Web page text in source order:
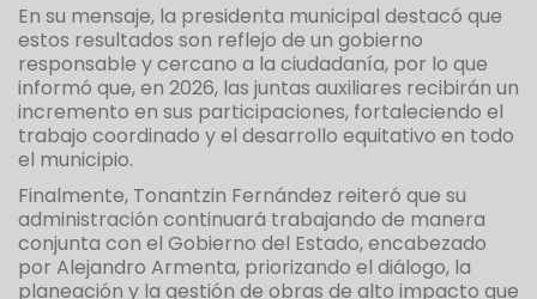
En su mensaje, la presidenta municipal destacó que
estos resultados son reflejo de un gobierno
responsable y cercano a la ciudadanía, por lo que
informó que, en 2026, las juntas auxiliares recibirán un
incremento en sus participaciones, fortaleciendo el
trabajo coordinado y el desarrollo equitativo en todo
el municipio.
Finalmente, Tonantzin Fernández reiteró que su
administración continuará trabajando de manera
conjunta con el Gobierno del Estado, encabezado
por Alejandro Armenta, priorizando el diálogo, la
planeación y la gestión de obras de alto impacto que